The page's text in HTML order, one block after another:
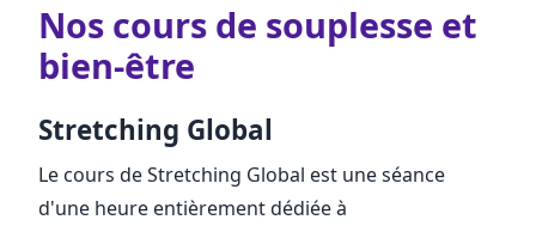
Nos cours de souplesse et
bien-être
Stretching Global
Le cours de Stretching Global est une séance
d'une heure entièrement dédiée à